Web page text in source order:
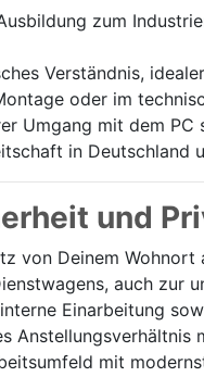
zum
Verständnis,
oder im
Umgang mit dem PC
in Deutschland
und
von Deinem
auch zur
Einarbeitung
Anstellungsverhältnis
mit